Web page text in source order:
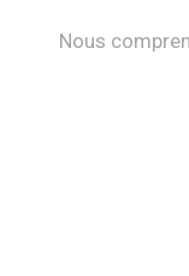
Nous